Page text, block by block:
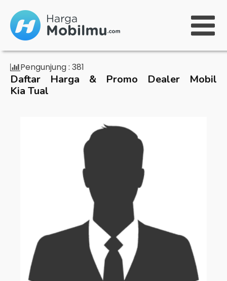
Pengunjung : 381
Daftar Harga & Promo Dealer Mobil
Kia Tual